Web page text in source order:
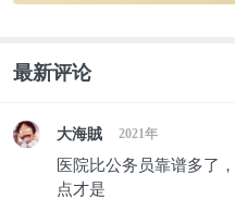
的可获得性。对于普通
疗可及性就越差。中国
最新评论
大海賊 2021年
医院比公务员靠谱多了
点才是